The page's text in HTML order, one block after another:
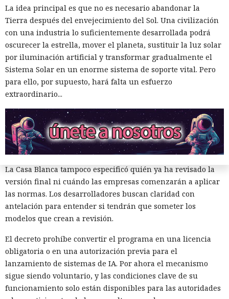
evaluarán si el modelo puede buscar vulnerabilidades en
programas o ayudar a llevar a cabo ciberataques complejos.
En la revisión participan el Departamento del Tesoro de EE.
UU., la Agencia de Seguridad Nacional y la Agencia de
Seguridad de Infraestructura y Ciberseguridad de EE. UU.
(CISA).
La metodología de pruebas y los umbrales permanecerán
clasificados. Los desarrolladores recibirán la información
necesaria solo cuando sea imprescindible. El programa
voluntario en sí no fue declarado secreto, por lo que
políticos y especialistas en seguridad esperaban la
publicación, al menos, de los requisitos generales.
La Casa Blanca tampoco especificó quién ya ha revisado la
versión final ni cuándo las empresas comenzarán a aplicar
las normas. Los desarrolladores buscan claridad con
antelación para entender si tendrán que someter los
modelos que crean a revisión.
El decreto prohíbe convertir el programa en una licencia
obligatoria o en una autorización previa para el
lanzamiento de sistemas de IA. Por ahora el mecanismo
sigue siendo voluntario, y las condiciones clave de su
funcionamiento solo están disponibles para las autoridades
La idea principal es que no es necesario abandonar la
Tierra después del envejecimiento del Sol. Una civilización
con una industria lo suficientemente desarrollada podrá
oscurecer la estrella, mover el planeta, sustituir la luz solar
por iluminación artificial y transformar gradualmente el
Sistema Solar en un enorme sistema de soporte vital. Pero
para ello, por supuesto, hará falta un esfuerzo
extraordinario...
Microsoft: «miles de
compilaciones se paralizarán el
1 de noviembre». NuGet revoca